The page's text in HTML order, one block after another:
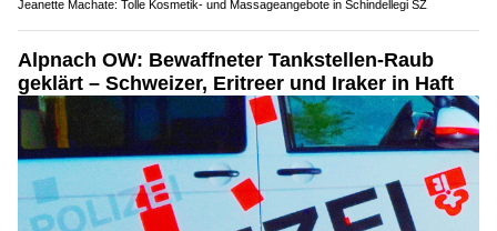
Jeanette Machate: Tolle Kosmetik- und Massageangebote in Schindellegi SZ
Alpnach OW: Bewaffneter Tankstellen-Raub
geklärt – Schweizer, Eritreer und Iraker in Haft